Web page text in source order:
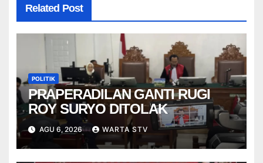
Related Post
POLITIK
PRAPERADILAN GANTI RUGI
ROY SURYO DITOLAK
AGU 6, 2026 WARTA STV